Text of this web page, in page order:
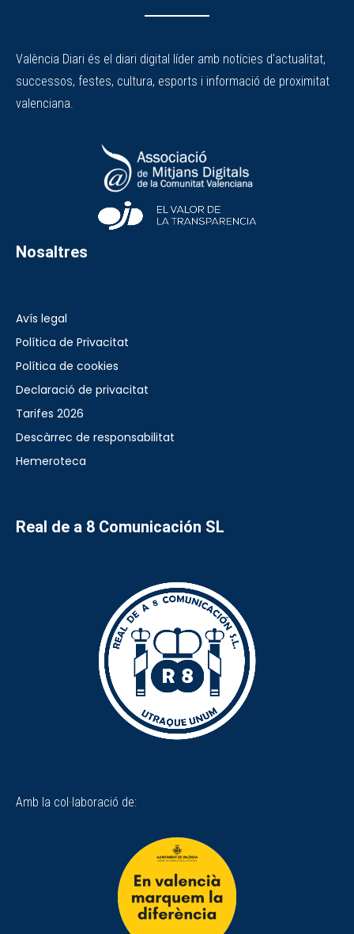
València Diari és el diari digital líder amb notícies d'actualitat,
successos, festes, cultura, esports i informació de proximitat
valenciana.
Nosaltres
Avís legal
Política de Privacitat
Política de cookies
Declaració de privacitat
Tarifes 2026
Descàrrec de responsabilitat
Hemeroteca
Real de a 8 Comunicación SL
Amb la col·laboració de: